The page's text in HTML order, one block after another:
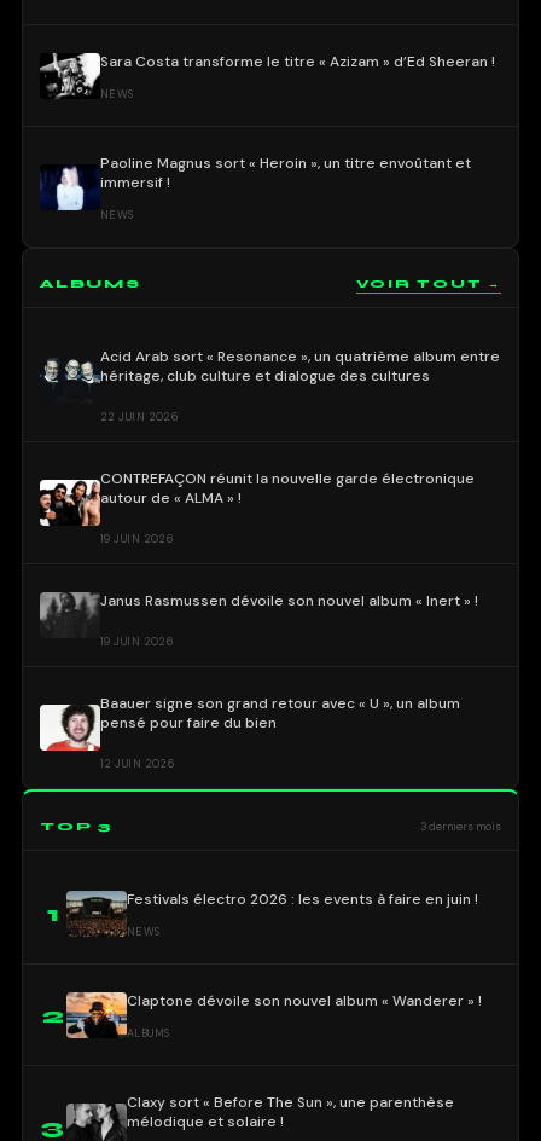
Sara Costa transforme le titre « Azizam » d’Ed Sheeran !
NEWS
Paoline Magnus sort « Heroin », un titre envoûtant et
immersif !
NEWS
ALBUMS VOIR TOUT →
Acid Arab sort « Resonance », un quatrième album entre
héritage, club culture et dialogue des cultures
22 JUIN 2026
CONTREFAÇON réunit la nouvelle garde électronique
autour de « ALMA » !
19 JUIN 2026
Janus Rasmussen dévoile son nouvel album « Inert » !
19 JUIN 2026
Baauer signe son grand retour avec « U », un album
pensé pour faire du bien
12 JUIN 2026
TOP 3 3 derniers mois
1
Festivals électro 2026 : les events à faire en juin !
NEWS
2
Claptone dévoile son nouvel album « Wanderer » !
ALBUMS
3
Claxy sort « Before The Sun », une parenthèse
mélodique et solaire !